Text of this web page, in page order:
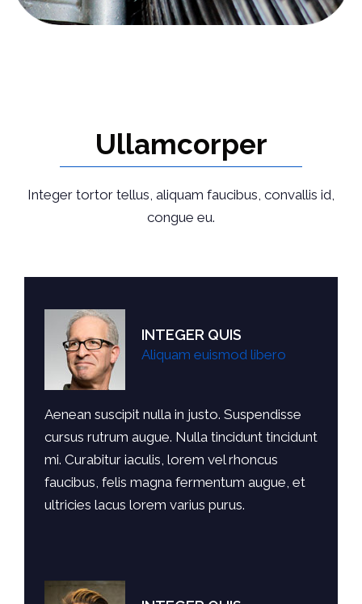
Ullamcorper
Integer tortor tellus, aliquam faucibus, convallis id,
congue eu.
INTEGER QUIS
Aliquam euismod libero
Aenean suscipit nulla in justo. Suspendisse
cursus rutrum augue. Nulla tincidunt tincidunt
mi. Curabitur iaculis, lorem vel rhoncus
faucibus, felis magna fermentum augue, et
ultricies lacus lorem varius purus.